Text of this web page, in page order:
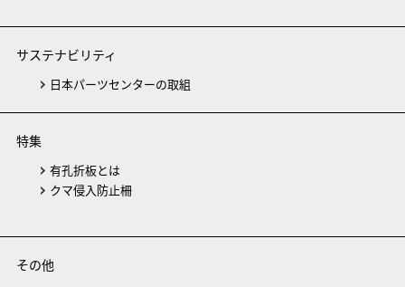
サステナビリティ
日本パーツセンターの取組
特集
有孔折板とは
クマ侵入防止柵
その他